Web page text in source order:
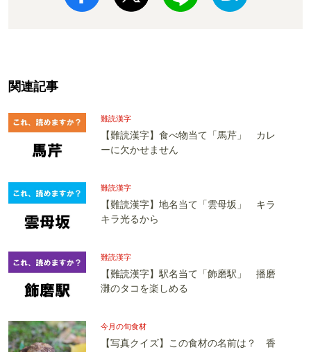
関連記事
難読漢字
【難読漢字】食べ物当て「馬芹」 カレ
ーに欠かせません
難読漢字
【難読漢字】地名当て「雲母坂」 キラ
キラ光るから
難読漢字
【難読漢字】駅名当て「飾磨駅」 播磨
灘のタコを楽しめる
今月の旬食材
【写真クイズ】この食材の名前は？ 香